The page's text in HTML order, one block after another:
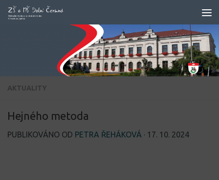
Skip to content
AKTUALITY
Hejného metoda
PUBLIKOVÁNO OD PETRA ŘEHÁKOVÁ · 17. 10. 2024